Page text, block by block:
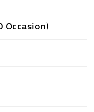
Occasion)